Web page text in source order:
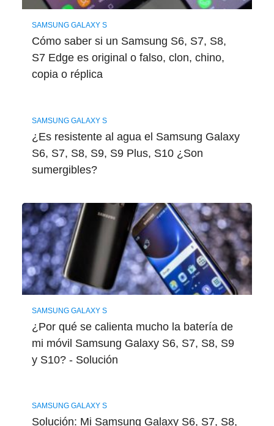
SAMSUNG GALAXY S
Cómo saber si un Samsung S6, S7, S8,
S7 Edge es original o falso, clon, chino,
copia o réplica
SAMSUNG GALAXY S
¿Es resistente al agua el Samsung Galaxy
S6, S7, S8, S9, S9 Plus, S10 ¿Son
sumergibles?
SAMSUNG GALAXY S
¿Por qué se calienta mucho la batería de
mi móvil Samsung Galaxy S6, S7, S8, S9
y S10? - Solución
SAMSUNG GALAXY S
Solución: Mi Samsung Galaxy S6, S7, S8,